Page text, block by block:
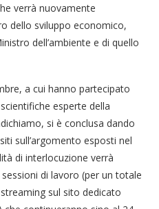
verrà nuovamente
dello sviluppo economico,
dell’ambiente e di quello
a cui hanno partecipato
esperte della
si è conclusa dando
sull’argomento esposti nel
di interlocuzione verrà
di lavoro (per un totale
sul sito dedicato